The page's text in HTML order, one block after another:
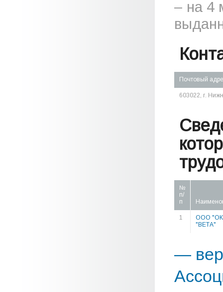
– на 4
Почтовый
603022, г.
№
п/
п
1
ООО "ОК
"ВЕТА"
—